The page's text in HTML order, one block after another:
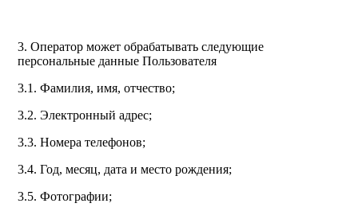
3. Оператор может обрабатывать следующие
персональные данные Пользователя
3.1. Фамилия, имя, отчество;
3.2. Электронный адрес;
3.3. Номера телефонов;
3.4. Год, месяц, дата и место рождения;
3.5. Фотографии;